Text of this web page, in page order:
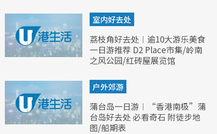
室内好去处
荔枝角好去处︱逾10大游乐美食
一日游推荐 D2 Place市集/岭南
之风公园/红砖屋展览馆
户外郊游
蒲台岛一日游︱“香港南极”蒲
台岛好去处 必看奇石 附徒步地
图/船期表